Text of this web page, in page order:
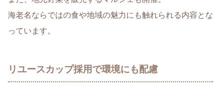
海老名ならではの食や地域の魅力にも触れられる内容とな
っています。
リユースカップ採用で環境にも配慮